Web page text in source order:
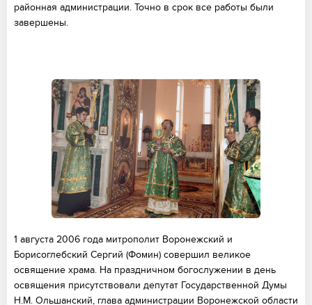
районная администрации. Точно в срок все работы были
завершены.
1 августа 2006 года митрополит Воронежский и
Борисоглебский Сергий (Фомин) совершил великое
освящение храма. На праздничном богослужении в день
освящения присутствовали депутат Государственной Думы
Н.М. Ольшанский, глава администрации Воронежской области